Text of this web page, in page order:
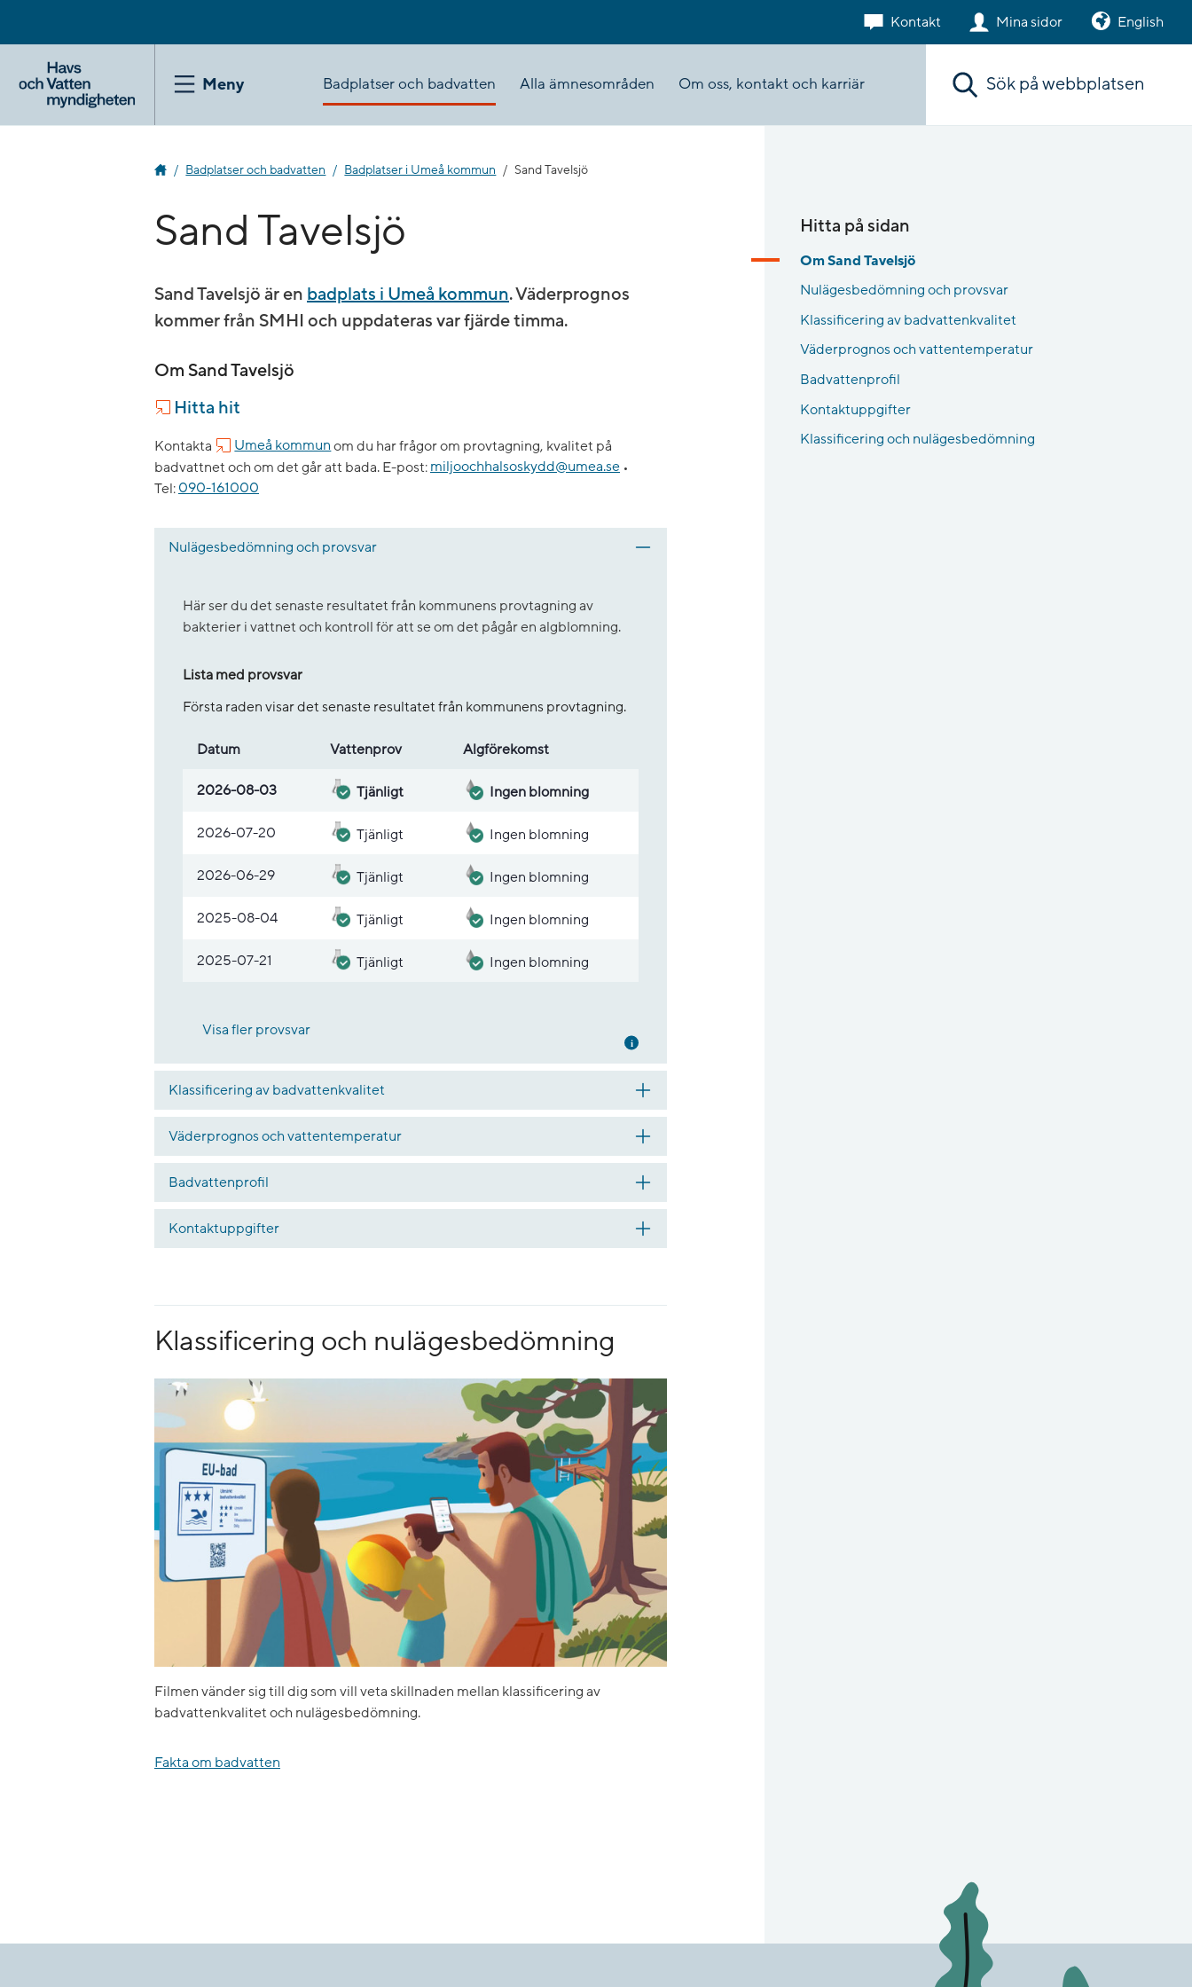
innehåll
Kontakt Mina sidor English
Meny Badplatser och badvatten Alla ämnesområden Om oss, kontakt och karriär
Badplatser och badvatten Badplatser i Umeå kommun Sand Tavelsjö
Sand Tavelsjö
Sand Tavelsjö är en badplats i Umeå kommun. Väderprognos
kommer från SMHI och uppdateras var fjärde timma.
Om Sand Tavelsjö
Hitta hit
Kontakta Umeå kommun om du har frågor om provtagning, kvalitet på
badvattnet och om det går att bada. E-post: miljoochhalsoskydd@umea.se •
Tel: 090-161000
Nulägesbedömning och provsvar
Här ser du det senaste resultatet från kommunens provtagning av
bakterier i vattnet och kontroll för att se om det pågår en algblomning.
Lista med provsvar
Första raden visar det senaste resultatet från kommunens provtagning.
Datum Vatten­prov Alg­före­komst
2026-08-03 Tjänligt Ingen blomning
2026-07-20 Tjänligt Ingen blomning
2026-06-29 Tjänligt Ingen blomning
2025-08-04 Tjänligt Ingen blomning
2025-07-21 Tjänligt Ingen blomning
Visa fler provsvar Mer information
Klassificering av badvattenkvalitet
Väderprognos och vattentemperatur
Badvattenprofil
Kontaktuppgifter
Klassificering och nulägesbedömning
Filmen vänder sig till dig som vill veta skillnaden mellan klassificering av
badvattenkvalitet och nulägesbedömning.
Fakta om badvatten
Hitta på sidan
Om Sand Tavelsjö
Nulägesbedömning och provsvar
Klassificering av badvattenkvalitet
Väderprognos och vattentemperatur
Badvattenprofil
Kontaktuppgifter
Klassificering och nulägesbedömning